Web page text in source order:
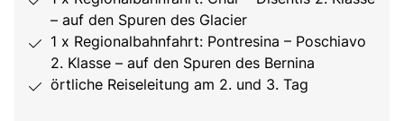
– auf den Spuren des Glacier
1 x Regionalbahnfahrt: Pontresina – Poschiavo
2. Klasse – auf den Spuren des Bernina
örtliche Reiseleitung am 2. und 3. Tag